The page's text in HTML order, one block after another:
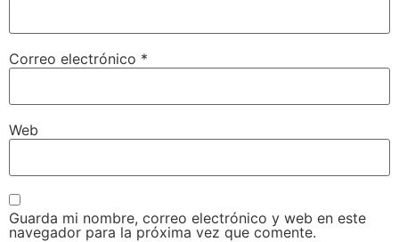
Correo electrónico *
Web
Guarda mi nombre, correo electrónico y web en este
navegador para la próxima vez que comente.